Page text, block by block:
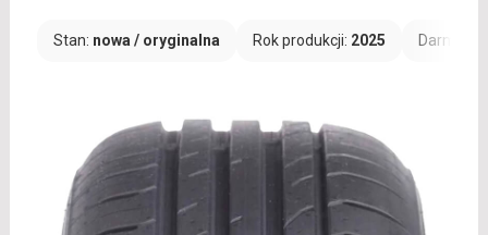
Stan: nowa / oryginalna Rok produkcji: 2025